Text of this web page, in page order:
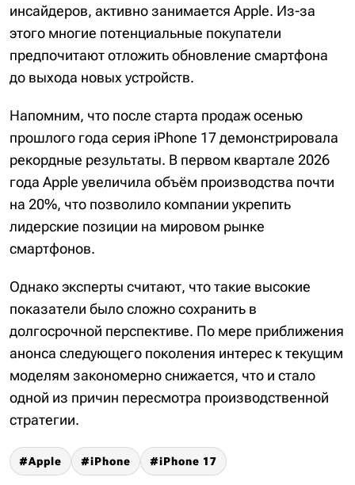
инсайдеров, активно занимается Apple. Из-за
этого многие потенциальные покупатели
предпочитают отложить обновление смартфона
до выхода новых устройств.
Напомним, что после старта продаж осенью
прошлого года серия iPhone 17 демонстрировала
рекордные результаты. В первом квартале 2026
года Apple увеличила объём производства почти
на 20%, что позволило компании укрепить
лидерские позиции на мировом рынке
смартфонов.
Однако эксперты считают, что такие высокие
показатели было сложно сохранить в
долгосрочной перспективе. По мере приближения
анонса следующего поколения интерес к текущим
моделям закономерно снижается, что и стало
одной из причин пересмотра производственной
стратегии.
Apple iPhone iPhone 17